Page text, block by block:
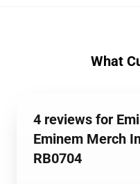
What
4 reviews for
Eminem Merch
RB0704